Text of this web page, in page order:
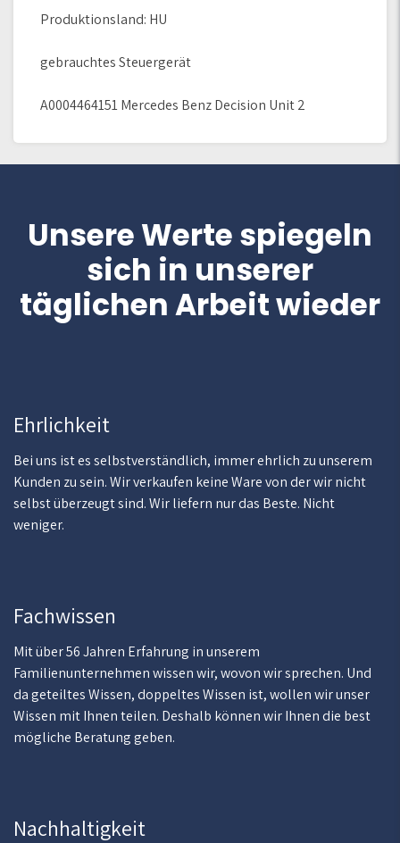
Produktionsland: HU
gebrauchtes Steuergerät
A0004464151 Mercedes Benz Decision Unit 2
Unsere Werte spiegeln
sich in unserer
täglichen Arbeit wieder
Ehrlichkeit
Bei uns ist es selbstverständlich, immer ehrlich zu unserem
Kunden zu sein. Wir verkaufen keine Ware von der wir nicht
selbst überzeugt sind. Wir liefern nur das Beste. Nicht
weniger.
Fachwissen
Mit über 56 Jahren Erfahrung in unserem
Familienunternehmen wissen wir, wovon wir sprechen. Und
da geteiltes Wissen, doppeltes Wissen ist, wollen wir unser
Wissen mit Ihnen teilen. Deshalb können wir Ihnen die best
mögliche Beratung geben.
Nachhaltigkeit